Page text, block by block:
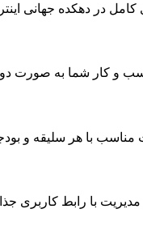
کامل در دهکده جهانی
و کار شما به صورت
مناسب با هر سلیقه و
مدیریت با رابط